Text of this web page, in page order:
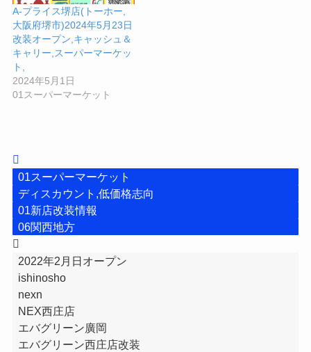
A-プライス堺店(トーホー,
大阪府堺市)2024年5月23日
改装オープン,キャッシュ＆
キャリー,スーパーマーケッ
ト,
2024年5月1日
01スーパーマーケット
01スーパーマーケット
ディスカウント,低価格志向
01新店改装情報
06関西地方
2022年2月日オープン
ishinosho
nexn
NEX西庄店
エバグリーン廣岡
エバグリーン西庄店改装